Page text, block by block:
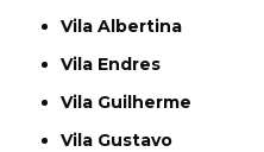
Vila Albertina
Vila Endres
Vila Guilherme
Vila Gustavo